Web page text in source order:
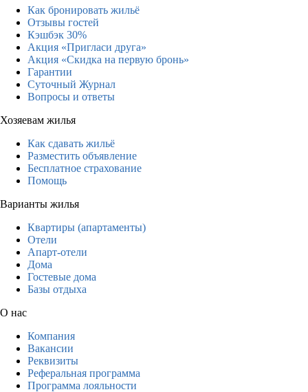
Как бронировать жильё
Отзывы гостей
Кэшбэк 30%
Акция «Пригласи друга»
Акция «Скидка на первую бронь»
Гарантии
Суточный Журнал
Вопросы и ответы
Хозяевам жилья
Как сдавать жильё
Разместить объявление
Бесплатное страхование
Помощь
Варианты жилья
Квартиры (апартаменты)
Отели
Апарт-отели
Дома
Гостевые дома
Базы отдыха
О нас
Компания
Вакансии
Реквизиты
Реферальная программа
Программа лояльности